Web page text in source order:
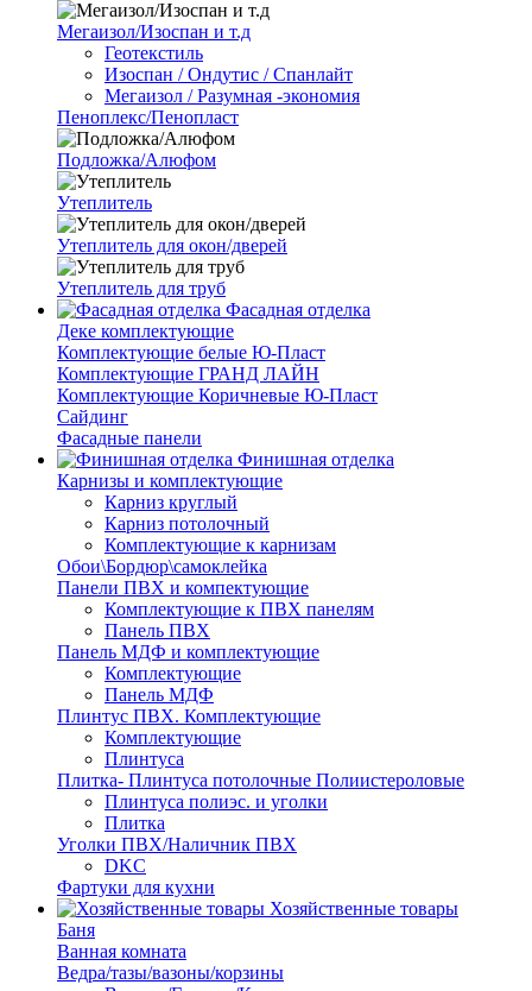
Мегаизол/Изоспан и т.д
Геотекстиль
Изоспан / Ондутис / Спанлайт
Мегаизол / Разумная -экономия
Пеноплекс/Пенопласт
Подложка/Алюфом
Утеплитель
Утеплитель для окон/дверей
Утеплитель для труб
Фасадная отделка
Деке комплектующие
Комплектующие белые Ю-Пласт
Комплектующие ГРАНД ЛАЙН
Комплектующие Коричневые Ю-Пласт
Сайдинг
Фасадные панели
Финишная отделка
Карнизы и комплектующие
Карниз круглый
Карниз потолочный
Комплектующие к карнизам
Обои\Бордюр\самоклейка
Панели ПВХ и компектующие
Комплектующие к ПВХ панелям
Панель ПВХ
Панель МДФ и комплектующие
Комплектующие
Панель МДФ
Плинтус ПВХ. Комплектующие
Комплектующие
Плинтуса
Плитка- Плинтуса потолочные Полиистероловые
Плинтуса полиэс. и уголки
Плитка
Уголки ПВХ/Наличник ПВХ
DKC
Фартуки для кухни
Хозяйственные товары
Баня
Ванная комната
Ведра/тазы/вазоны/корзины